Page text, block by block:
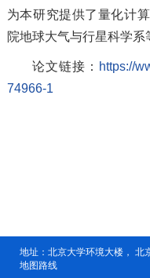
为本研究提供了量化计
院地球大气与行星科学系
论文链接： https://
74966-1
地址：北京大学环境大楼，
地图路线